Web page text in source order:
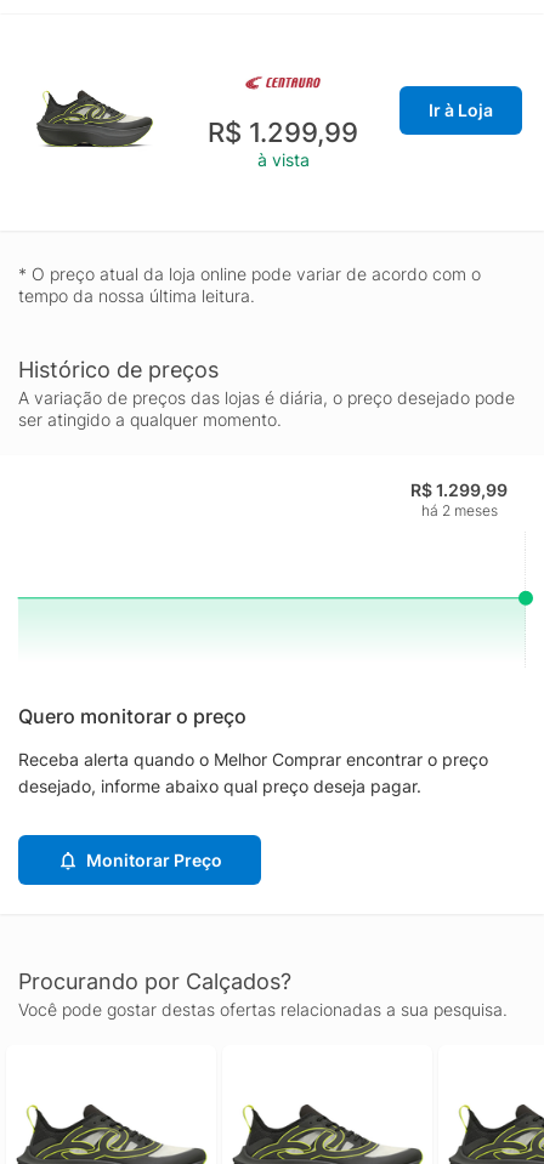
R$ 1.299,99
à vista
Ir à Loja
* O preço atual da loja online pode variar de acordo com o
tempo da nossa última leitura.
Histórico de preços
A variação de preços das lojas é diária, o preço desejado pode
ser atingido a qualquer momento.
R$ 1.299,99
há 2 meses
Quero monitorar o preço
Receba alerta quando o Melhor Comprar encontrar o preço
desejado, informe abaixo qual preço deseja pagar.
Monitorar Preço
Procurando por Calçados?
Você pode gostar destas ofertas relacionadas a sua pesquisa.